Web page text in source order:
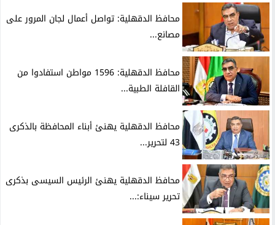
محافظ الدقهلية: تواصل أعمال لجان المرور على
مصانع...
محافظ الدقهلية: 1596 مواطن استفادوا من
القافلة الطبية...
محافظ الدقهلية يهنئ أبناء المحافظة بالذكرى
43 لتحرير...
محافظ الدقهلية يهنئ الرئيس السيسى بذكرى
تحرير سيناء:...